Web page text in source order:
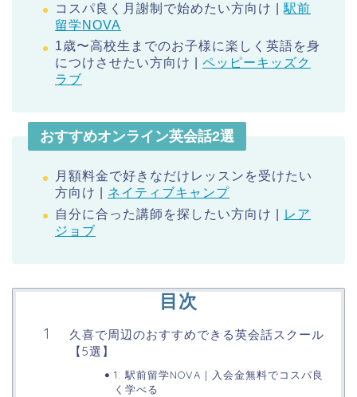
コスパ良く月謝制で始めたい方向け | 駅前
留学NOVA
1歳〜高校生までのお子様に楽しく英語を身
につけさせたい方向け | ペッピーキッズク
ラブ
おすすめオンライン英会話2選
月額料金で好きなだけレッスンを受けたい
方向け | ネイティブキャンプ
自分に合った講師を探したい方向け |
レア
ジョブ
目次
久喜で周辺のおすすめできる英会話スクール
【5選】
1. 駅前留学NOVA | 入会金無料でコスパ良
く学べる